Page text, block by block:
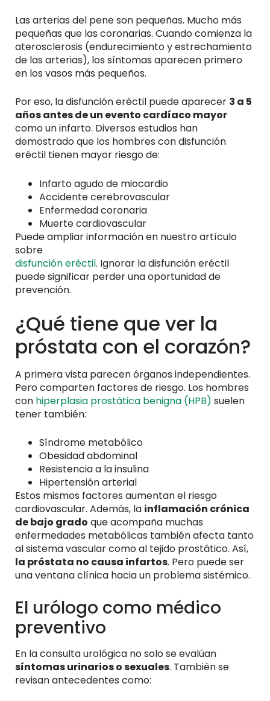
Las arterias del pene son pequeñas. Mucho más
pequeñas que las coronarias. Cuando comienza la
aterosclerosis (endurecimiento y estrechamiento
de las arterias), los síntomas aparecen primero
en los vasos más pequeños.
Por eso, la disfunción eréctil puede aparecer 3 a 5
años antes de un evento cardíaco mayor
como un infarto. Diversos estudios han
demostrado que los hombres con disfunción
eréctil tienen mayor riesgo de:
Infarto agudo de miocardio
Accidente cerebrovascular
Enfermedad coronaria
Muerte cardiovascular
Puede ampliar información en nuestro artículo
sobre
disfunción eréctil. Ignorar la disfunción eréctil
puede significar perder una oportunidad de
prevención.
¿Qué tiene que ver la
próstata con el corazón?
A primera vista parecen órganos independientes.
Pero comparten factores de riesgo. Los hombres
con hiperplasia prostática benigna (HPB) suelen
tener también:
Síndrome metabólico
Obesidad abdominal
Resistencia a la insulina
Hipertensión arterial
Estos mismos factores aumentan el riesgo
cardiovascular. Además, la inflamación crónica
de bajo grado que acompaña muchas
enfermedades metabólicas también afecta tanto
al sistema vascular como al tejido prostático. Así,
la próstata no causa infartos. Pero puede ser
una ventana clínica hacia un problema sistémico.
El urólogo como médico
preventivo
En la consulta urológica no solo se evalúan
síntomas urinarios o sexuales. También se
revisan antecedentes como: